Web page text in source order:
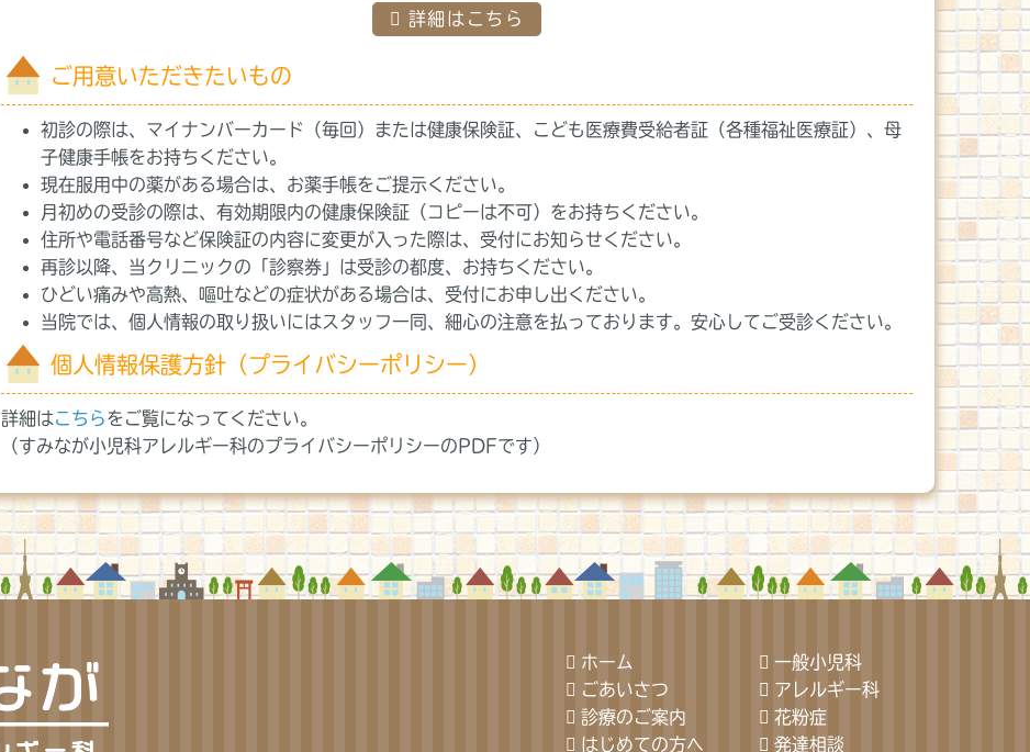
詳細はこちら
ご用意いただきたいもの
初診の際は、マイナンバーカード（毎回）または健康保険証、こども医療費受給者証（各種福祉医療証）、母
子健康手帳をお持ちください。
現在服用中の薬がある場合は、お薬手帳をご提示ください。
月初めの受診の際は、有効期限内の健康保険証（コピーは不可）をお持ちください。
住所や電話番号など保険証の内容に変更が入った際は、受付にお知らせください。
再診以降、当クリニックの「診察券」は受診の都度、お持ちください。
ひどい痛みや高熱、嘔吐などの症状がある場合は、受付にお申し出ください。
当院では、個人情報の取り扱いにはスタッフ一同、細心の注意を払っております。安心してご受診ください。
個人情報保護方針（プライバシーポリシー）
詳細はこちらをご覧になってください。
（すみなが小児科アレルギー科のプライバシーポリシーのPDFです）
ホーム
ごあいさつ
診療のご案内
はじめての方へ
一般小児科
アレルギー科
花粉症
発達相談